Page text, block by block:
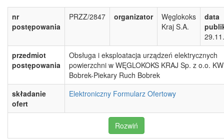
nr
postępowania
PRZZ/2847 organizator
Węglokoks
Kraj S.A.
data
przedmiot
postępowania
Obsługa i eksploatacja urządzeń elektrycznych
powierzchni w WĘGLOKOKS KRAJ Sp. z o.o.
Bobrek-Piekary Ruch Bobrek
składanie
ofert
Elektroniczny Formularz Ofertowy
Rozwiń